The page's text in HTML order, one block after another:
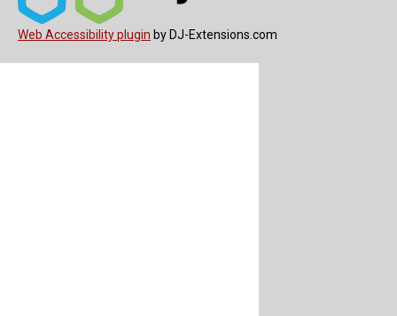
Web Accessibility plugin by DJ-Extensions.com